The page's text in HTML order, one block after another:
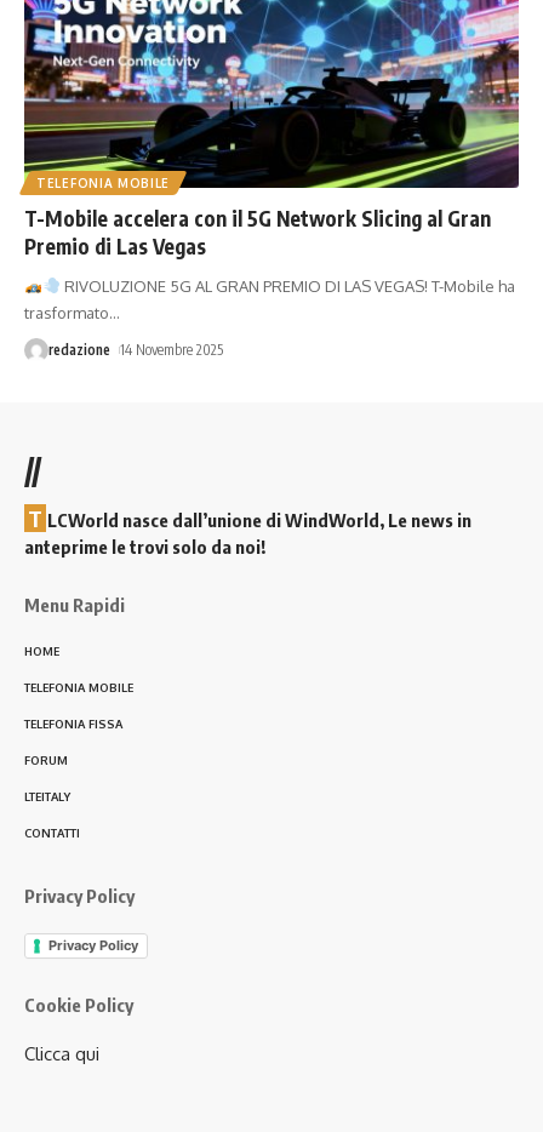
TELEFONIA MOBILE
T-Mobile accelera con il 5G Network Slicing al Gran
Premio di Las Vegas
RIVOLUZIONE 5G AL GRAN PREMIO DI LAS VEGAS! T-Mobile ha
trasformato…
redazione 14 Novembre 2025
//
T LCWorld nasce dall’unione di WindWorld, Le news in
anteprime le trovi solo da noi!
Menu Rapidi
HOME
TELEFONIA MOBILE
TELEFONIA FISSA
FORUM
LTEITALY
CONTATTI
Privacy Policy
Privacy Policy
Cookie Policy
Clicca qui